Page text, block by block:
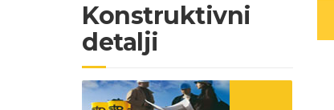
Konstruktivni
detalji